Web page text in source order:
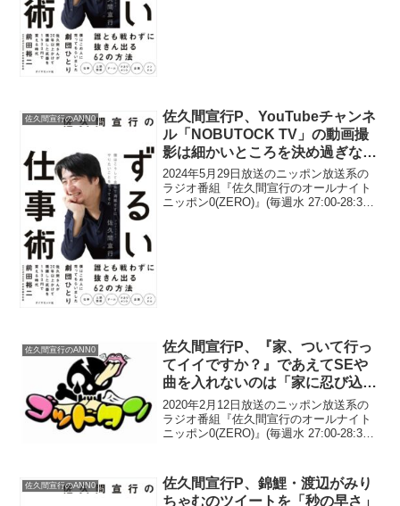
佐久間宣行のANN0
佐久間宣行P、YouTubeチャンネ
ル「NOBUTOCK TV」の動画撮
影は細かいところを決め過ぎない
ことで「奇跡が起きる時はある」
と明かす
2024年5月29日放送のニッポン放送系の
ラジオ番組『佐久間宣行のオールナイト
ニッポン0(ZERO)』(毎週水 27:00-28:30)
佐久間宣行のANN0
佐久間宣行P、『家、ついて行っ
てイイですか？』であえてSEや
曲を入れないのは「家に忍び込ん
でる感を出すための演出」だと高
橋弘樹Pが語っていたと明かす
2020年2月12日放送のニッポン放送系の
ラジオ番組『佐久間宣行のオールナイト
ニッポン0(ZERO)』(毎週水 27:00-28:30)
すか？』であえてSEや曲を入れな...
佐久間宣行のANN0
佐久間宣行P、錦鯉・渡辺がみり
ちゃむのツイートを「秒の早さ」